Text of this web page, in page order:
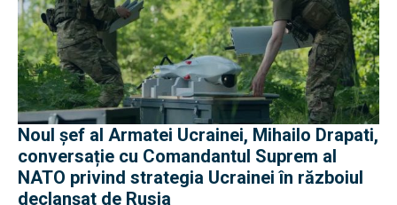
Noul șef al Armatei Ucrainei, Mihailo Drapati,
conversație cu Comandantul Suprem al
NATO privind strategia Ucrainei în războiul
declanșat de Rusia